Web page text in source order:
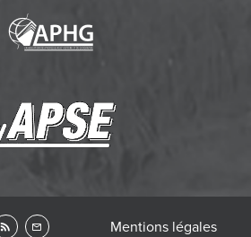
Mentions légales